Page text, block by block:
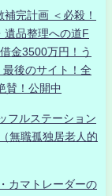
完計画 ＜必殺！
遺品整理への道F
金3500万円！う
後のサイト！全
賛！公開中
フルステーション
無職孤独居老人的
カマトレーダーの